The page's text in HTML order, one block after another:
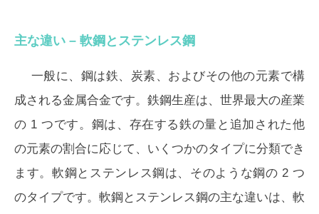
主な違い – 軟鋼とステンレス鋼
一般に、鋼は鉄、炭素、およびその他の元素で構
成される金属合金です。鉄鋼生産は、世界最大の産業
の 1 つです。鋼は、存在する鉄の量と追加された他
の元素の割合に応じて、いくつかのタイプに分類でき
ます。軟鋼とステンレス鋼は、そのような鋼の 2 つ
のタイプです。軟鋼とステンレス鋼の主な違いは、 軟